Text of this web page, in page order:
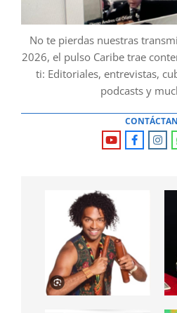
No te pierdas nuestras
2026, el pulso Caribe trae
ti: Editoriales, entrevistas,
podcasts y